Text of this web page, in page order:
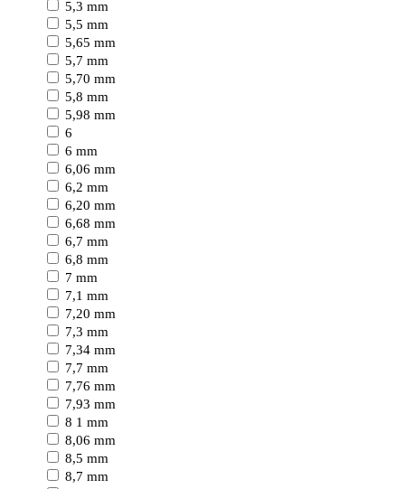
5,3 mm
5,5 mm
5,65 mm
5,7 mm
5,70 mm
5,8 mm
5,98 mm
6
6 mm
6,06 mm
6,2 mm
6,20 mm
6,68 mm
6,7 mm
6,8 mm
7 mm
7,1 mm
7,20 mm
7,3 mm
7,34 mm
7,7 mm
7,76 mm
7,93 mm
8 1 mm
8,06 mm
8,5 mm
8,7 mm